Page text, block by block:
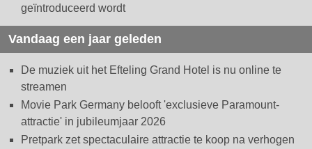
geïntroduceerd wordt
Vandaag een jaar geleden
De muziek uit het Efteling Grand Hotel is nu online te
streamen
Movie Park Germany belooft 'exclusieve Paramount-
attractie' in jubileumjaar 2026
Pretpark zet spectaculaire attractie te koop na verhogen